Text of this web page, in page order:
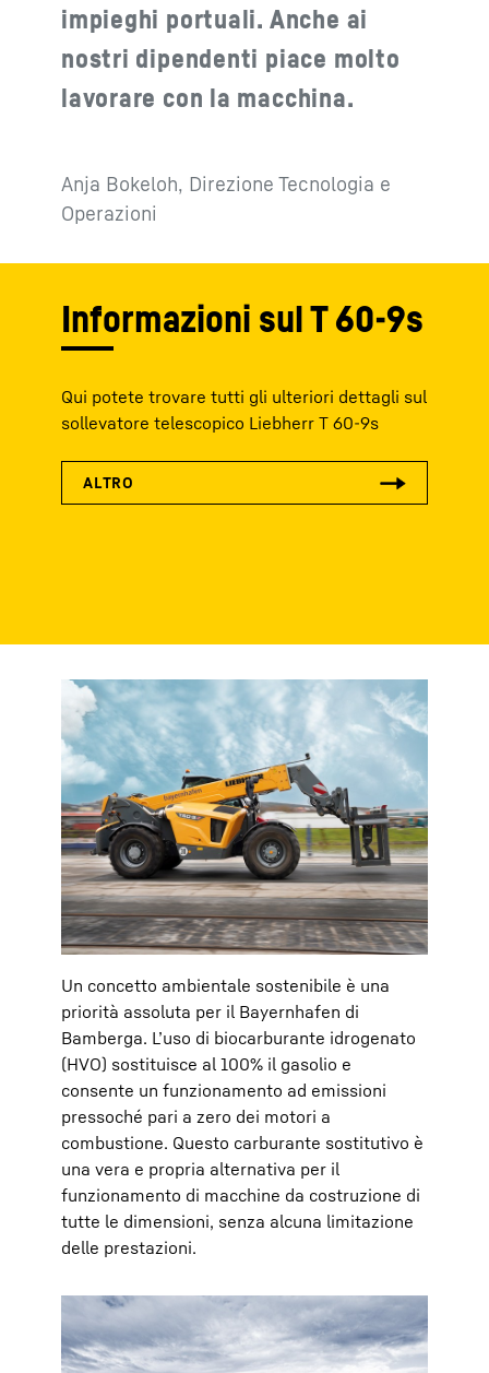
impieghi portuali. Anche ai
nostri dipendenti piace molto
lavorare con la macchina.
Anja Bokeloh, Direzione Tecnologia e
Operazioni
Informazioni sul T 60-9s
Qui potete trovare tutti gli ulteriori dettagli sul
sollevatore telescopico Liebherr T 60-9s
Un concetto ambientale sostenibile è una
priorità assoluta per il Bayernhafen di
Bamberga. L’uso di biocarburante idrogenato
(HVO) sostituisce al 100% il gasolio e
consente un funzionamento ad emissioni
pressoché pari a zero dei motori a
combustione. Questo carburante sostitutivo è
una vera e propria alternativa per il
funzionamento di macchine da costruzione di
tutte le dimensioni, senza alcuna limitazione
delle prestazioni.